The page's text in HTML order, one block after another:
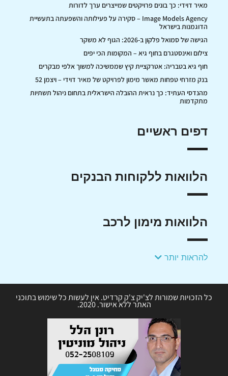
מאיר דוידי: כך בונים פרויקטים שמייצרים ערך לדורות
Image Models Agency – סקירה על פעילותה והשפעתה בתעשיית
הדוגמנות בישראל
הגישה של סמואל פלקון ב-2026: הגוף לא משקר
צילום ואינסטגרם בחוף גיא – המקומות הכי יפים
חוף גיא בטבריה: אטרקציית קיץ שממשיכה למשוך אלפי מבקרים
בנק מזרחי טפחות מאשר מימון לפרויקט של מאיר דוידי – ויצמן 52
מהנדסי העתיד: כך נראית ההובלה הישראלית בתחום ניהול תשתיות
מתקדמות
דפים ראשיים
הלוואות ללקוחות הבנקים
הלוואות מימון לרכב
להראות יותר
כל הזכויות שמורות לצ'יק צ'ק קרדיט. אין לעשות כל שימוש בתוכני
האתר ללא אישור. 2020.